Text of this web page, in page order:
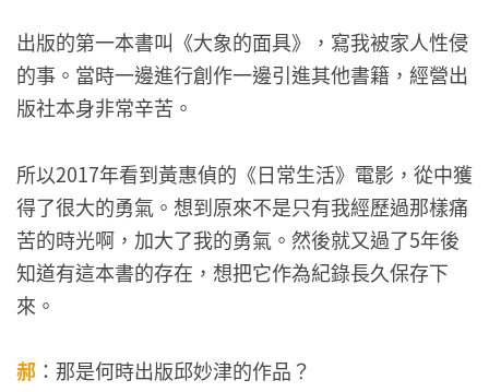
出版的第一本書叫《大象的面具》，寫我被家人性侵
的事。當時一邊進行創作一邊引進其他書籍，經營出
版社本身非常辛苦。
所以2017年看到黃惠偵的《日常生活》電影，從中獲
得了很大的勇氣。想到原來不是只有我經歷過那樣痛
苦的時光啊，加大了我的勇氣。然後就又過了5年後
知道有這本書的存在，想把它作為紀錄長久保存下
來。
郝 ：那是何時出版邱妙津的作品？